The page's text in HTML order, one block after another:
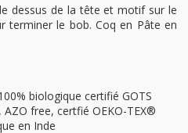
dessus de la tête et motif sur le
terminer le bob. Coq en Pâte en
biologique certifié GOTS
AZO free, certfié OEKO-TEX®
en Inde